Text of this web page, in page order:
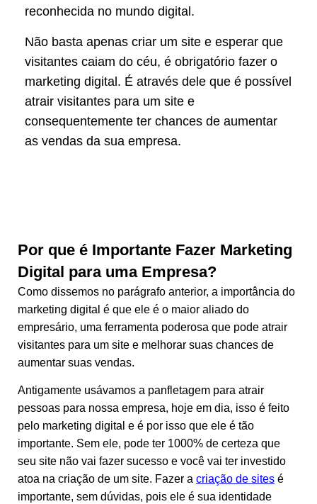
reconhecida no mundo digital.
Não basta apenas criar um site e esperar que
visitantes caiam do céu, é obrigatório fazer o
marketing digital. É através dele que é possível
atrair visitantes para um site e
consequentemente ter chances de aumentar
as vendas da sua empresa.
Por que é Importante Fazer Marketing
Digital para uma Empresa?
Como dissemos no parágrafo anterior, a importância do
marketing digital é que ele é o maior aliado do
empresário, uma ferramenta poderosa que pode atrair
visitantes para um site e melhorar suas chances de
aumentar suas vendas.
Antigamente usávamos a panfletagem para atrair
pessoas para nossa empresa, hoje em dia, isso é feito
pelo marketing digital e é por isso que ele é tão
importante. Sem ele, pode ter 1000% de certeza que
seu site não vai fazer sucesso e você vai ter investido
atoa na criação de um site. Fazer a criação de sites é
importante, sem dúvidas, pois ele é sua identidade